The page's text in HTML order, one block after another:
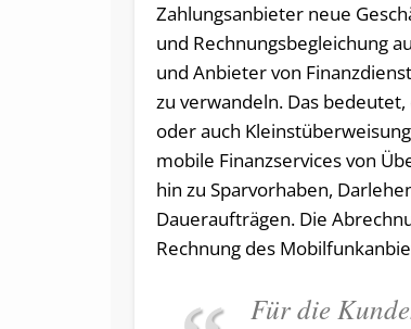
Zahlungsanbieter neue
und Rechnungsbegleichung
und Anbieter von
zu verwandeln. Das
oder auch
mobile Finanzservices von
hin zu Sparvorhaben,
Daueraufträgen. Die
Rechnung des
Für die